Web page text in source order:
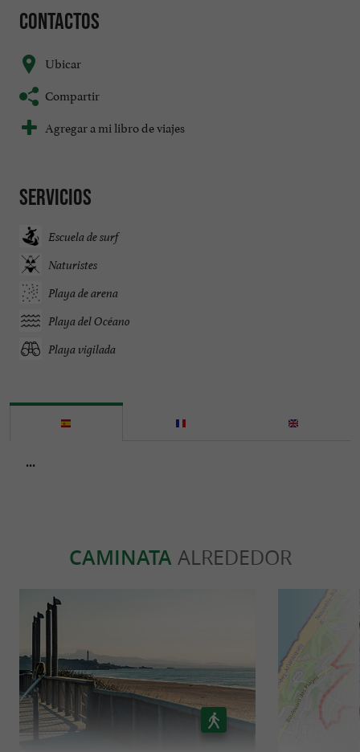
Contactos
Ubicar
Compartir
Agregar a mi libro de viajes
Servicios
Escuela de surf
Naturistes
Playa de arena
Playa del Océano
Playa vigilada
...
CAMINATAALREDEDOR